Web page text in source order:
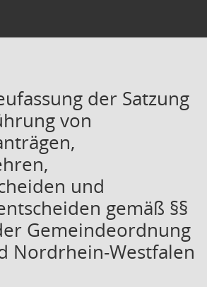
der Satzung
von
und
gemäß §§
Gemeindeordnung
Nordrhein-Westfalen